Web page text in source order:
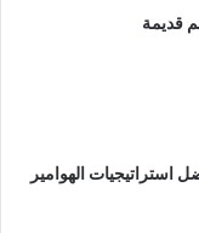
قديمة
استراتيجيات الهوامير